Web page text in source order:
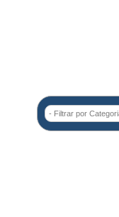
- Filtrar por